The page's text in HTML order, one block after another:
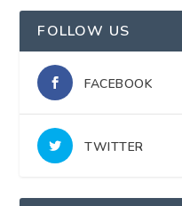
FOLLOW US
FACEBOOK
TWITTER